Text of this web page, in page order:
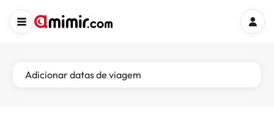
Adicionar datas de viagem